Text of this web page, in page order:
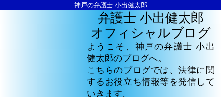
神戸の弁護士 小出健太郎
弁護士 小出健太郎
オフィシャルブログ
ようこそ、神戸の弁護士 小出
健太郎のブログへ。
こちらのブログでは、法律に関
するお役立ち情報等を発信して
いきます。